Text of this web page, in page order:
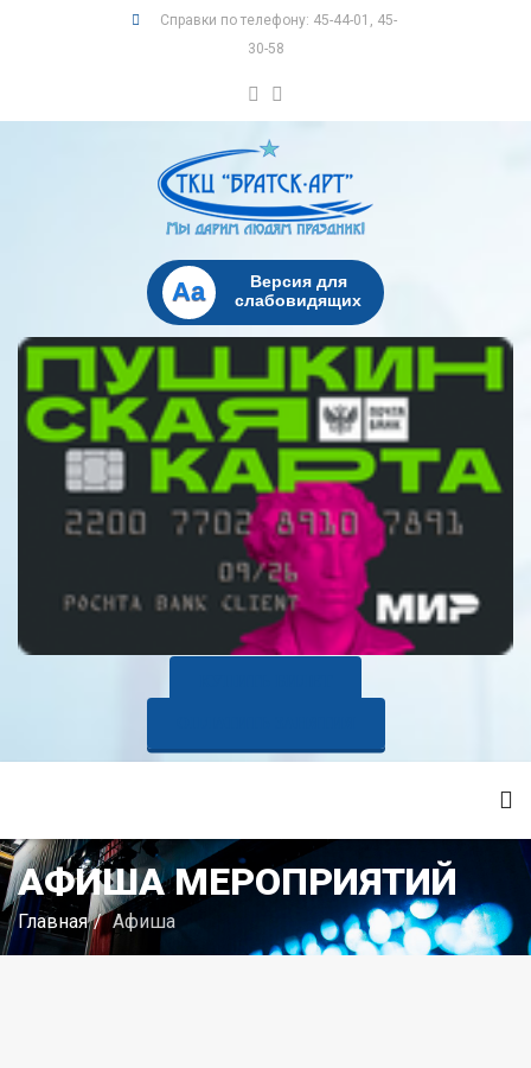
Справки по телефону: 45-44-01, 45-
30-58
Aa
Версия для
слабовидящих
АФИША МЕРОПРИЯТИЙ
Главная Афиша